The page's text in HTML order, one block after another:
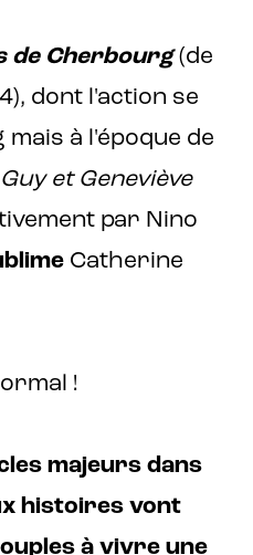
de Cherbourg(de
dont l'action se
à l'époque de
Guy et Geneviève
par Nino
Catherine
!
majeurs dans
histoires vont
à vivre une